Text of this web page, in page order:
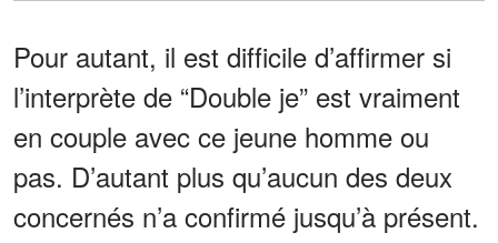
Pour autant, il est difficile d’affirmer si
l’interprète de “Double je” est vraiment
en couple avec ce jeune homme ou
pas. D’autant plus qu’aucun des deux
concernés n’a confirmé jusqu’à présent.